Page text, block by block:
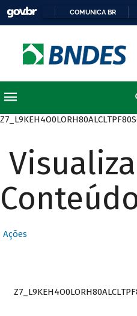
COMUNICA BR
Ações